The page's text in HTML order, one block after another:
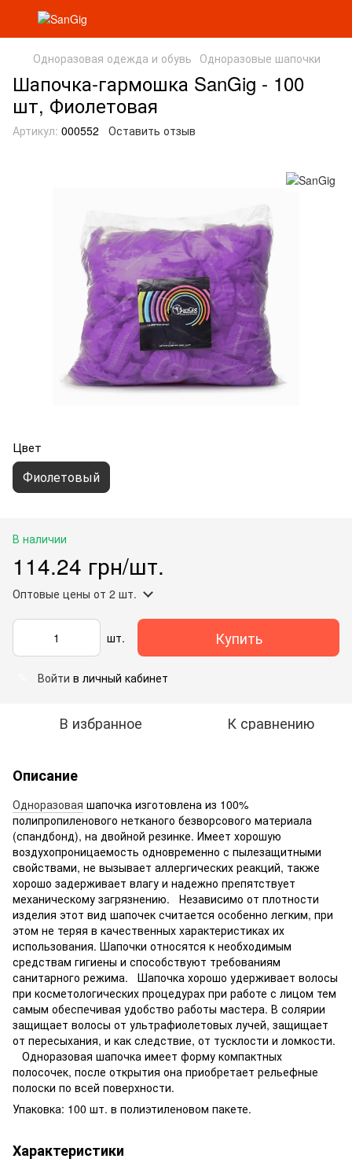
Одноразовая одежда и обувь Одноразовые шапочки
Шапочка-гармошка SanGig - 100
шт, Фиолетовая
Артикул: 000552 Оставить отзыв
Цвет
Фиолетовый
В наличии
114.24 грн/шт.
Оптовые цены от 2 шт.
шт. Купить
Войти в личный кабинет
В избранное К сравнению
Описание
Одноразовая шапочка изготовлена из 100%
полипропиленового нетканого безворсового материала
(спандбонд), на двойной резинке. Имеет хорошую
воздухопроницаемость одновременно с пылезащитными
свойствами, не вызывает аллергических реакций, также
хорошо задерживает влагу и надежно препятствует
механическому загрязнению. Независимо от плотности
изделия этот вид шапочек считается особенно легким, при
этом не теряя в качественных характеристиках их
использования. Шапочки относятся к необходимым
средствам гигиены и способствуют требованиям
санитарного режима. Шапочка хорошо удерживает волосы
при косметологических процедурах при работе с лицом тем
самым обеспечивая удобство работы мастера. В солярии
защищает волосы от ультрафиолетовых лучей, защищает
от пересыхания, и как следствие, от тусклости и ломкости.
Одноразовая шапочка имеет форму компактных
полосочек, после открытия она приобретает рельефные
полоски по всей поверхности.
Упаковка: 100 шт. в полиэтиленовом пакете.
Характеристики